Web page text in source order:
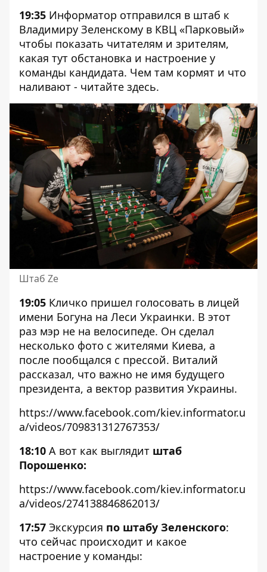
19:35 Информатор отправился в штаб к
Владимиру Зеленскому в КВЦ «Парковый»
чтобы показать читателям и зрителям,
какая тут обстановка и настроение у
команды кандидата. Чем там кормят и что
наливают - читайте здесь.
Штаб Ze
19:05 Кличко пришел голосовать в лицей
имени Богуна на Леси Украинки. В этот
раз мэр не на велосипеде. Он сделал
несколько фото с жителями Киева, а
после пообщался с прессой. Виталий
рассказал, что важно не имя будущего
президента, а вектор развития Украины.
https://www.facebook.com/kiev.informator.u
a/videos/709831312767353/
18:10 А вот как выглядит штаб
Порошенко:
https://www.facebook.com/kiev.informator.u
a/videos/274138846862013/
17:57 Экскурсия по штабу Зеленского:
что сейчас происходит и какое
настроение у команды: